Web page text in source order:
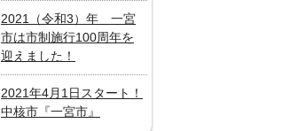
2021（令和3）年 一宮
市は市制施行100周年を
迎えました！
2021年4月1日スタート！
中核市『一宮市』